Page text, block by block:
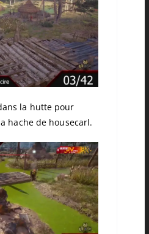
la hutte pour
hache de housecarl.